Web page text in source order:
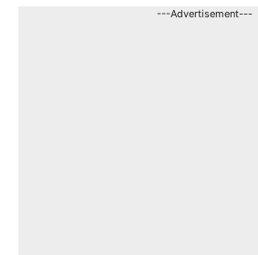
---Advertisement---